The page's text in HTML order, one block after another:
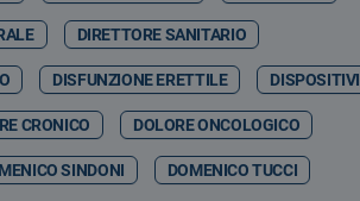
DIRETTORE SANITARIO
DISFUNZIONE ERETTILE DISPOSITIVI
CRONICO DOLORE ONCOLOGICO
SINDONI DOMENICO TUCCI